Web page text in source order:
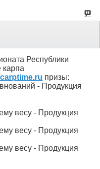
Республики
карпа
призы:
- Продукция
весу - Продукция
весу - Продукция
весу - Продукция